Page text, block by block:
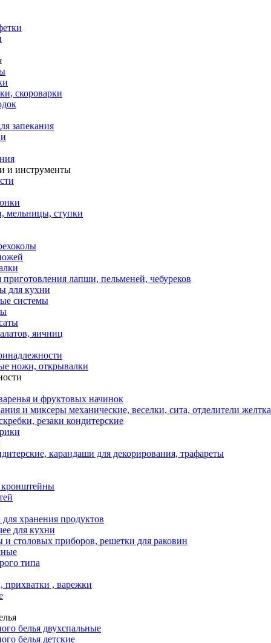
скороварки
запекания
и инструменты
мельницы, ступки
лапши, пельменей, чебуреков
для кухни
системы
яичниц
ножи, открывалки
и фруктовых начинок
и миксеры механические, веселки, сита, отделители желтка
резаки кондитерские
карандаши для декорирования, трафареты
кронштейны
хранения продуктов
для кухни
столовых приборов, решетки для раковин
типа
прихватки , варежки
белья двухспальные
белья детские